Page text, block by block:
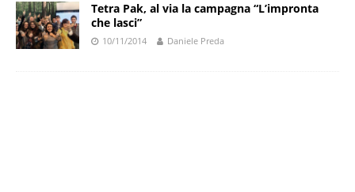
Tetra Pak, al via la campagna “L’impronta
che lasci”
10/11/2014 Daniele Preda